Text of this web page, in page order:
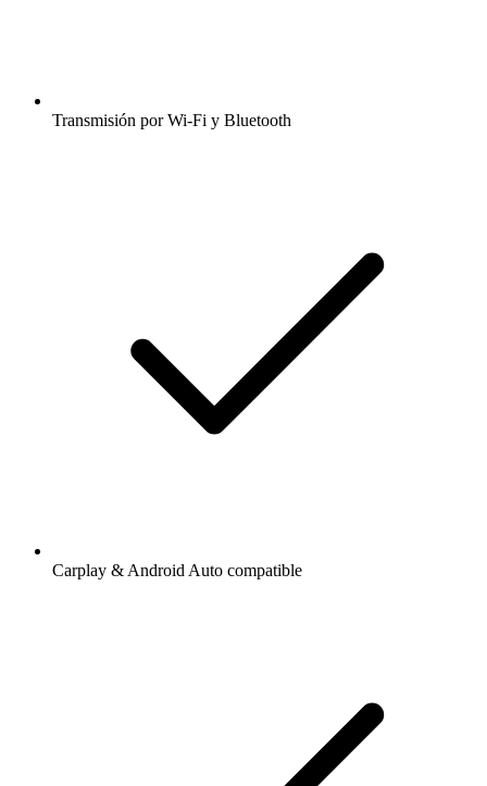
Transmisión por Wi-Fi y Bluetooth
Carplay & Android Auto compatible